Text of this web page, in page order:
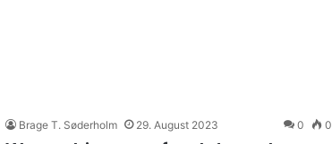
Brage T. Søderholm 29. August 2023 0 0